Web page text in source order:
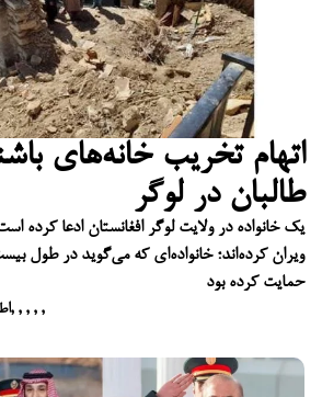
اتهام تخریب خانه‌های
طالبان در لوگر
یک خانواده در ولایت لوگر افغانستان ادعا کرده
ویران کرده‌اند؛ خانواده‌ای که می‌گوید در طول
حمایت کرده بود
, , , , ,